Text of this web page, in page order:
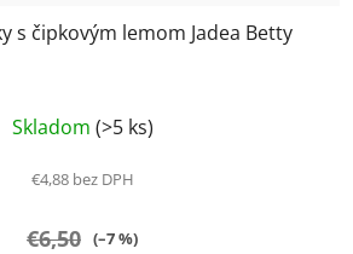
s čipkovým lemom Jadea Betty
hodnotenie
produktu
5,0
Skladom (>5 ks)
€4,88 bez DPH
€6,50 (–7 %)